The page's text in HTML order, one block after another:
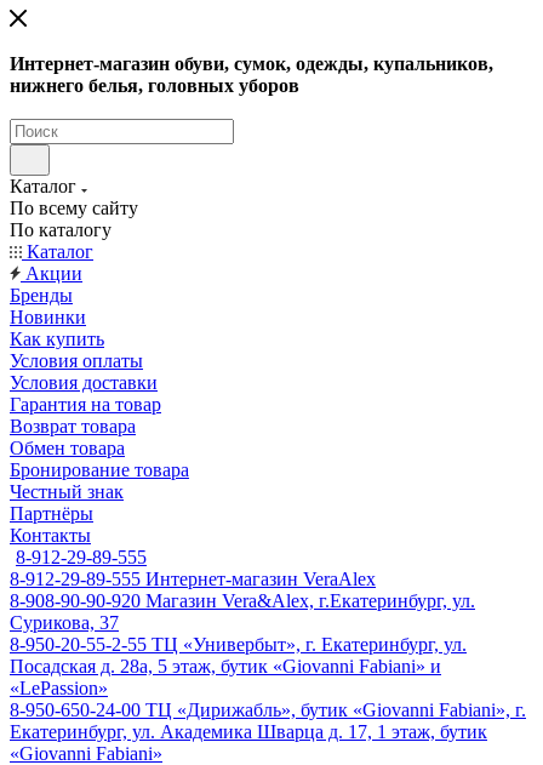
Интернет-магазин обуви, сумок, одежды, купальников,
нижнего белья, головных уборов
Каталог
По всему сайту
По каталогу
Каталог
Акции
Бренды
Новинки
Как купить
Условия оплаты
Условия доставки
Гарантия на товар
Возврат товара
Обмен товара
Бронирование товара
Честный знак
Партнёры
Контакты
8-912-29-89-555
8-912-29-89-555 Интернет-магазин VeraAlex
8-908-90-90-920 Магазин Vera&Alex, г.Екатеринбург, ул.
Сурикова, 37
8-950-20-55-2-55 ТЦ «Универбыт», г. Екатеринбург, ул.
Посадская д. 28а, 5 этаж, бутик «Giovanni Fabiani» и
«LePassion»
8-950-650-24-00 ТЦ «Дирижабль», бутик «Giovanni Fabiani», г.
Екатеринбург, ул. Академика Шварца д. 17, 1 этаж, бутик
«Giovanni Fabiani»